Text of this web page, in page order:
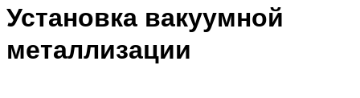
Установка вакуумной
металлизации